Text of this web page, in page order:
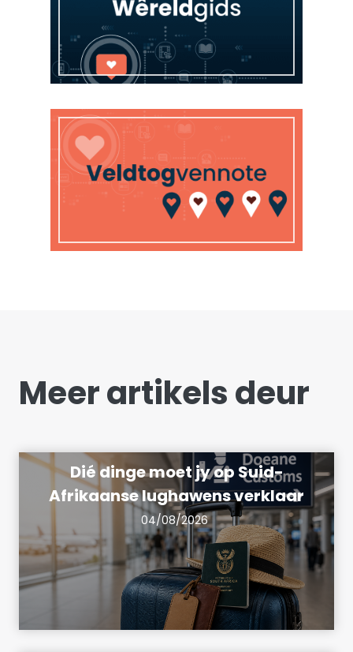
Meer artikels deur
Dié dinge moet jy op Suid-
Afrikaanse lughawens verklaar
04/08/2026